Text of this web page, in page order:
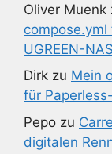
Oliver Muenk
UGREEN-NAS
Dirk zu Mein
für
Pepo zu
digitalen